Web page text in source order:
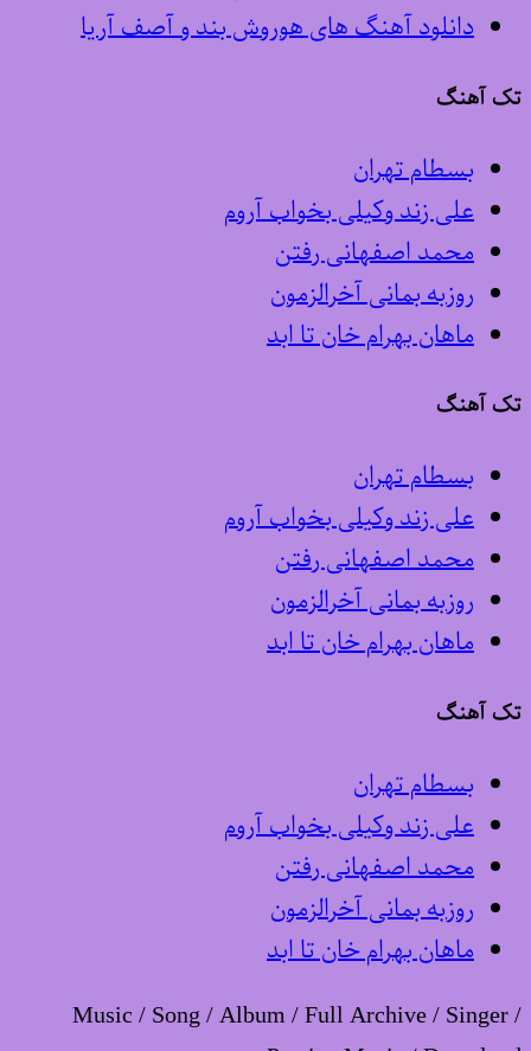
دانلود آهنگ های هوروش بند و آصف آریا
تک آهنگ
بسطام تهران
علی زند وکیلی بخواب آروم
محمد اصفهانی رفتن
روزبه بمانی آخرالزمون
ماهان بهرام خان تا ابد
تک آهنگ
بسطام تهران
علی زند وکیلی بخواب آروم
محمد اصفهانی رفتن
روزبه بمانی آخرالزمون
ماهان بهرام خان تا ابد
تک آهنگ
بسطام تهران
علی زند وکیلی بخواب آروم
محمد اصفهانی رفتن
روزبه بمانی آخرالزمون
ماهان بهرام خان تا ابد
Music / Song / Album / Full Archive / Singer /